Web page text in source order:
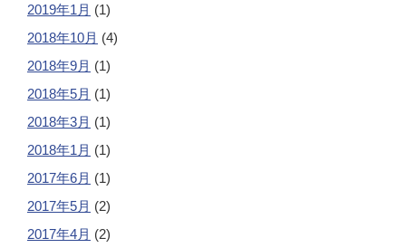
2019年1月 (1)
2018年10月 (4)
2018年9月 (1)
2018年5月 (1)
2018年3月 (1)
2018年1月 (1)
2017年6月 (1)
2017年5月 (2)
2017年4月 (2)